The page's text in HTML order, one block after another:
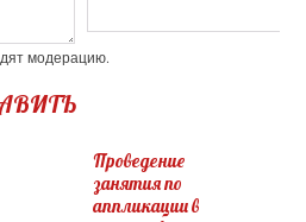
модерацию.
Проведение
занятия по
аппликации в